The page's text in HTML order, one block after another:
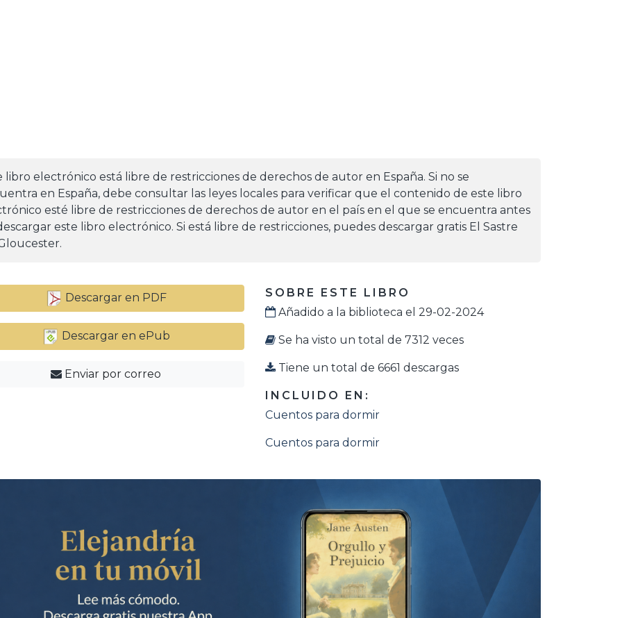
libro electrónico está libre de restricciones de derechos de autor en España. Si no se
en España, debe consultar las leyes locales para verificar que el contenido de este libro
esté libre de restricciones de derechos de autor en el país en el que se encuentra antes
este libro electrónico. Si está libre de restricciones, puedes descargar gratis El Sastre
Descargar en PDF
Descargar en ePub
Enviar por correo
SOBRE ESTE LIBRO
Añadido a la biblioteca el 29-02-2024
Se ha visto un total de 7312 veces
Tiene un total de 6661 descargas
INCLUIDO EN:
Cuentos para dormir
Cuentos para dormir